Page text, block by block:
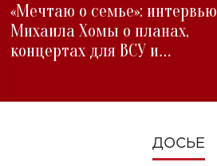
«Мечтаю о семье»: интервью
Михаила Хомы о планах,
концертах для ВСУ и
ДОСЬЕ